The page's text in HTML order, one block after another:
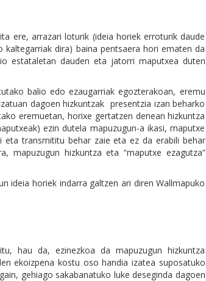
ere, arrazari loturik (ideia horiek erroturik daude
dira) baina pentsaera hori ematen da
estataletan dauden eta jatorri maputxea duten
balio edo ezaugarriak egozterakoan, eremu
dagoen hizkuntzak presentzia izan beharko
eremuetan, horixe gertatzen denean hizkuntza
ezin dutela mapuzugun-a ikasi, maputxe
eta transmititu behar zaie eta ez da erabili behar
mapuzugun hizkuntza eta “maputxe ezagutza”
ideia horiek indarra galtzen ari diren Wallmapuko
hau da, ezinezkoa da mapuzugun hizkuntza
ekoizpena kostu oso handia izatea suposatuko
gehiago sakabanatuko luke deseginda dagoen